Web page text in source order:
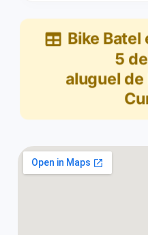
Bike Batel
5 de
aluguel